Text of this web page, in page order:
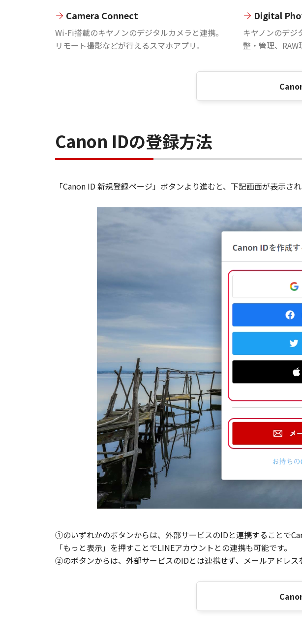
Camera Connect
Wi-Fi搭載のキヤノンのデジタルカメラと連携。
リモート撮影などが行えるスマホアプリ。
Digital
キヤノンのデジ
整・管理、RAW
Canon IDの登録方法
「Canon ID 新規登録ページ」ボタンより進むと、下記画面が表示され
①のいずれかのボタンからは、外部サービスのIDと連携することで
「もっと表示」を押すことでLINEアカウントとの連携も可能です。
②のボタンからは、外部サービスのIDとは連携せず、メールアドレス